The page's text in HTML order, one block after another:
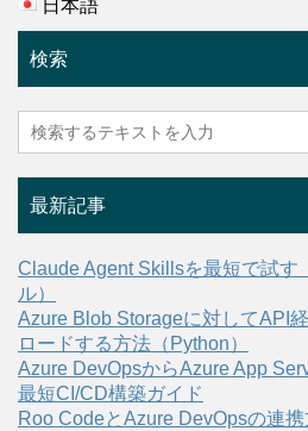
日本語
検索
最新記事
Claude Agent Skillsを最短で試す
ル）
Azure Blob Storageに対してAPI
ロードする方法（Python）
Azure DevOpsからAzure App
最短CI/CD構築ガイド
Roo CodeとAzure DevOpsの連